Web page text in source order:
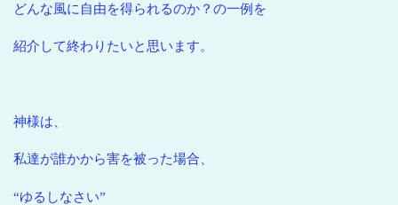
どんな風に自由を得られるのか？の一例を
紹介して終わりたいと思います。
神様は、
私達が誰かから害を被った場合、
“ゆるしなさい”